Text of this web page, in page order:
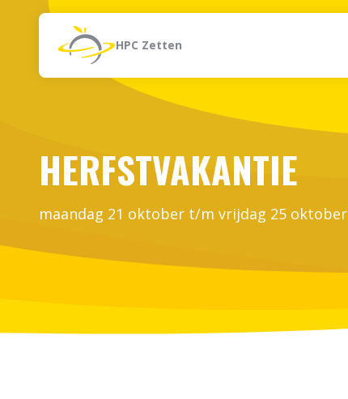
Naar de inhoud
HPC Zetten
HERFSTVAKANTIE
maandag 21 oktober t/m vrijdag 25 oktober